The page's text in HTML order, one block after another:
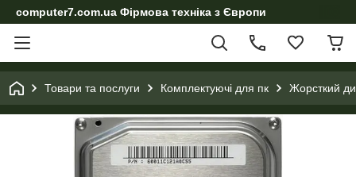
computer7.com.ua Фірмова техніка з Європи
Товари та послуги Комплектуючі для пк Жорсткий